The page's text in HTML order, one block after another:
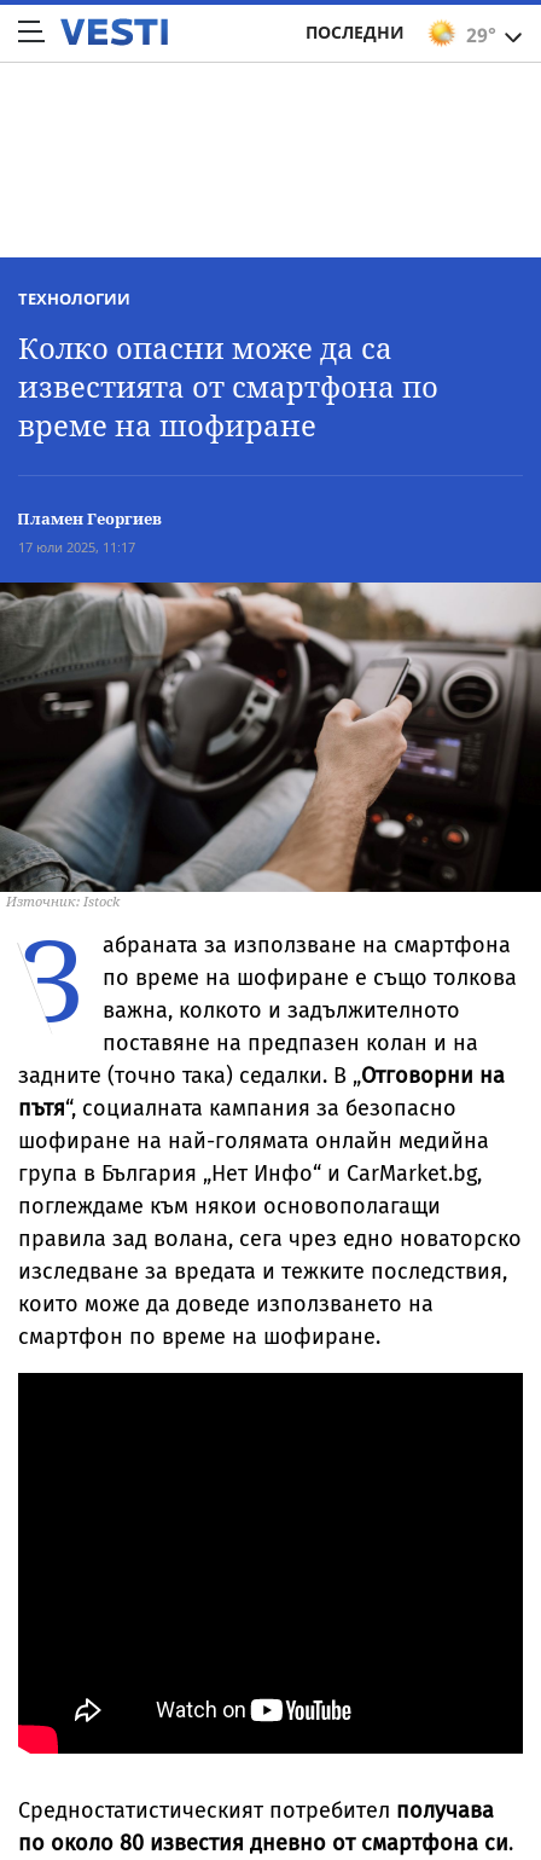
29°
ПОСЛЕДНИ
ТЕХНОЛОГИИ
Колко опасни може да са
известията от смартфона по
време на шофиране
Пламен Георгиев
17 юли 2025, 11:17
Източник: Istock
З
абраната за използване на смартфона
по време на шофиране е също толкова
важна, колкото и задължителното
поставяне на предпазен колан и на
задните (точно така) седалки. В „Отговорни на
пътя“, социалната кампания за безопасно
шофиране на най-голямата онлайн медийна
група в България „Нет Инфо“ и CarMarket.bg,
поглеждаме към някои основополагащи
правила зад волана, сега чрез едно новаторско
изследване за вредата и тежките последствия,
които може да доведе използването на
смартфон по време на шофиране.
Средностатистическият потребител получава
по около 80 известия дневно от смартфона си.